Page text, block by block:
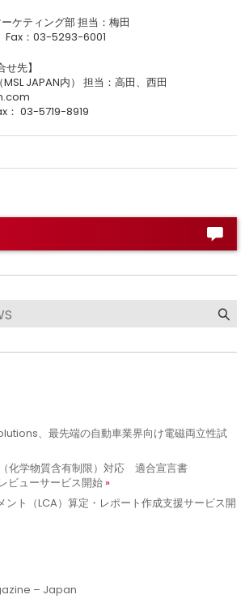
ケティング部 担当：梅田
：03-5293-6001
先】
JAPAN内） 担当：高田、西田
： 03-5719-8919
、最先端の自動車業界向け電磁両立性試
化学物質含有制限）対応 適合宣言書
ビューサービス開始
ント（LCA）算定・レポート作成支援サービス開
– Japan